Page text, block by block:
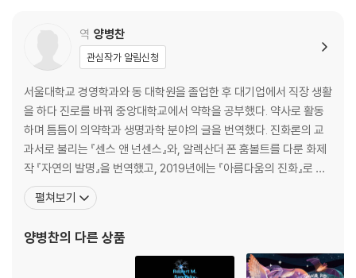
역 양병찬
관심작가 알림신청
서울대학교 경영학과와 동 대학원을 졸업한 후 대기업에서 직장 생활
을 하다 진로를 바꿔 중앙대학교에서 약학을 공부했다. 약사로 활동
하며 틈틈이 의약학과 생명과학 분야의 글을 번역했다. 진화론의 교
과서로 불리는 『센스 앤 넌센스』와, 알렉산더 폰 훔볼트를 다룬 화제
작 『자연의 발명』을 번역했고, 2019년에는 『아름다움의 진화』로 한
국출판문화상 번역상을 수상했다. 최근에 옮긴 책으로 『이토록 굉장
한 세계』, 『브레인 케미스트리』, 『하나의 세포로부터』 등이 있다. 요
학 저널에 실린 의학 및 생명과학 기사를 번역해 페
펼쳐보기
양병찬의 다른 상품